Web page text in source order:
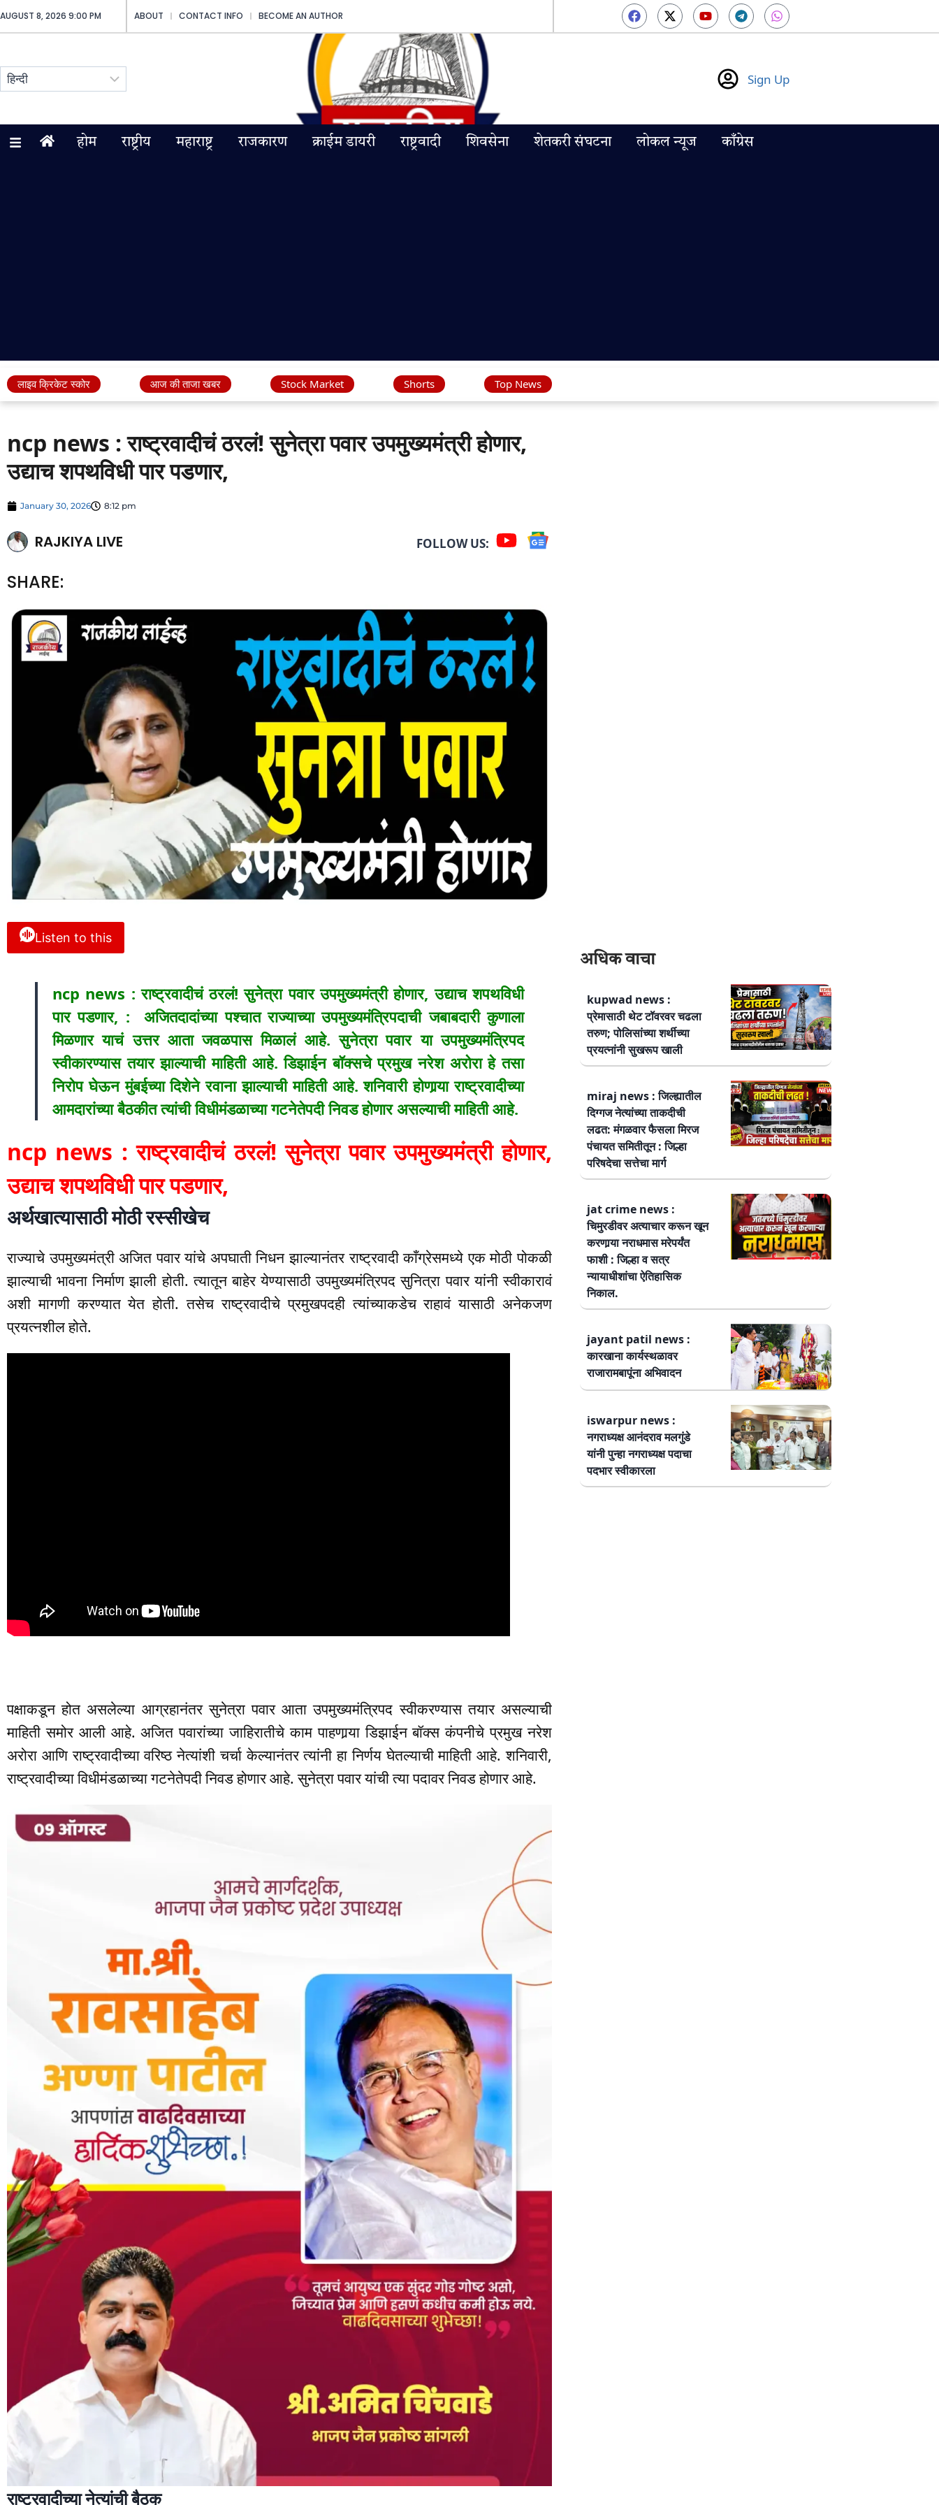
AUGUST 8, 2026 9:00 PM ABOUT CONTACT INFO BECOME AN AUTHOR
Sign Up
होम राष्ट्रीय महाराष्ट्र राजकारण क्राईम डायरी राष्ट्रवादी शिवसेना शेतकरी संघटना लोकल न्यूज काँग्रेस
लाइव क्रिकेट स्कोर आज की ताजा खबर Stock Market Shorts Top News
ncp news : राष्ट्रवादीचं ठरलं! सुनेत्रा पवार उपमुख्यमंत्री होणार,
उद्याच शपथविधी पार पडणार,
January 30, 2026 8:12 pm
RAJKIYA LIVE FOLLOW US:
SHARE:
Listen to this
ncp news : राष्ट्रवादीचं ठरलं! सुनेत्रा पवार उपमुख्यमंत्री होणार, उद्याच शपथविधी
पार पडणार, : अजितदादांच्या पश्चात राज्याच्या उपमुख्यमंत्रिपदाची जबाबदारी कुणाला
मिळणार याचं उत्तर आता जवळपास मिळालं आहे. सुनेत्रा पवार या उपमुख्यमंत्रिपद
स्वीकारण्यास तयार झाल्याची माहिती आहे. डिझाईन बॉक्सचे प्रमुख नरेश अरोरा हे तसा
निरोप घेऊन मुंबईच्या दिशेने रवाना झाल्याची माहिती आहे. शनिवारी होणार्‍या राष्ट्रवादीच्या
आमदारांच्या बैठकीत त्यांची विधीमंडळाच्या गटनेतेपदी निवड होणार असल्याची माहिती आहे.
ncp news : राष्ट्रवादीचं ठरलं! सुनेत्रा पवार उपमुख्यमंत्री होणार,
उद्याच शपथविधी पार पडणार,
अर्थखात्यासाठी मोठी रस्सीखेच
राज्याचे उपमुख्यमंत्री अजित पवार यांचे अपघाती निधन झाल्यानंतर राष्ट्रवादी काँग्रेसमध्ये एक मोठी पोकळी
झाल्याची भावना निर्माण झाली होती. त्यातून बाहेर येण्यासाठी उपमुख्यमंत्रिपद सुनित्रा पवार यांनी स्वीकारावं
अशी मागणी करण्यात येत होती. तसेच राष्ट्रवादीचे प्रमुखपदही त्यांच्याकडेच राहावं यासाठी अनेकजण
प्रयत्नशील होते.
पक्षाकडून होत असलेल्या आग्रहानंतर सुनेत्रा पवार आता उपमुख्यमंत्रिपद स्वीकरण्यास तयार असल्याची
माहिती समोर आली आहे. अजित पवारांच्या जाहिरातीचे काम पाहणार्‍या डिझाईन बॉक्स कंपनीचे प्रमुख नरेश
अरोरा आणि राष्ट्रवादीच्या वरिष्ठ नेत्यांशी चर्चा केल्यानंतर त्यांनी हा निर्णय घेतल्याची माहिती आहे. शनिवारी,
राष्ट्रवादीच्या विधीमंडळाच्या गटनेतेपदी निवड होणार आहे. सुनेत्रा पवार यांची त्या पदावर निवड होणार आहे.
राष्ट्रवादीच्या नेत्यांची बैठक
अधिक वाचा
kupwad news :
प्रेमासाठी थेट टॉवरवर चढला
तरुण; पोलिसांच्या शर्थीच्या
प्रयत्नांनी सुखरूप खाली
miraj news : जिल्ह्यातील
दिग्गज नेत्यांच्या ताकदीची
लढत: मंगळवार फैसला मिरज
पंचायत समितीतून : जिल्हा
परिषदेचा सत्तेचा मार्ग
jat crime news :
चिमुरडीवर अत्याचार करून खून
करणार्‍या नराधमास मरेपर्यंत
फाशी : जिल्हा व सत्र
न्यायाधीशांचा ऐतिहासिक
निकाल.
jayant patil news :
कारखाना कार्यस्थळावर
राजारामबापूंना अभिवादन
iswarpur news :
नगराध्यक्ष आनंदराव मलगुंडे
यांनी पुन्हा नगराध्यक्ष पदाचा
पदभार स्वीकारला